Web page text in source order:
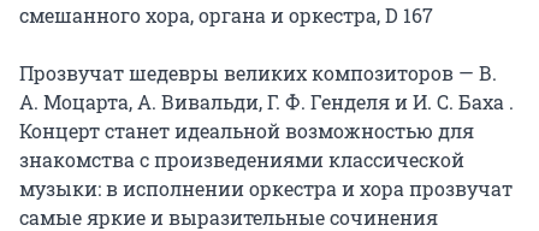
смешанного хора, органа и оркестра, D 167
Прозвучат шедевры великих композиторов — В.
А. Моцарта, А. Вивальди, Г. Ф. Генделя и И. С. Баха .
Концерт станет идеальной возможностью для
знакомства с произведениями классической
музыки: в исполнении оркестра и хора прозвучат
самые яркие и выразительные сочинения